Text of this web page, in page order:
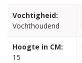
Vochtigheid:
Vochthoudend
Hoogte in CM:
15